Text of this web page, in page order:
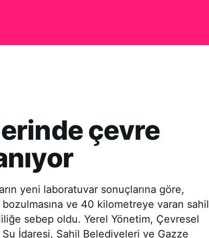
çevre
yeni laboratuvar sonuçlarına göre,
ve 40 kilometreye varan sahil
sebep oldu. Yerel Yönetim, Çevresel
Su İdaresi, Sahil Belediyeleri ve Gazze